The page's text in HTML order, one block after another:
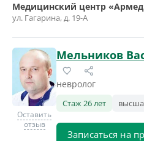
Медицинский центр
ул. Гагарина, д. 19-А
Оставить
отзыв
Мельников
невролог
Стаж 26 лет
Записаться на